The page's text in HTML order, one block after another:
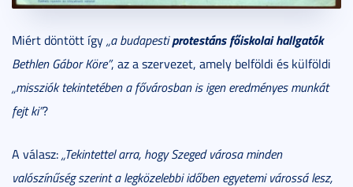
Miért döntött így„a budapestiprotestáns főiskolai hallgatók
Bethlen Gábor Köre”, az a szervezet, amely belföldi és külföldi
„missziók tekintetében a fővárosban is igen eredményes munkát
fejt ki”?
A válasz:„Tekintettel arra, hogy Szeged városa minden
valószínűség szerint a legközelebbi időben egyetemi várossá lesz,